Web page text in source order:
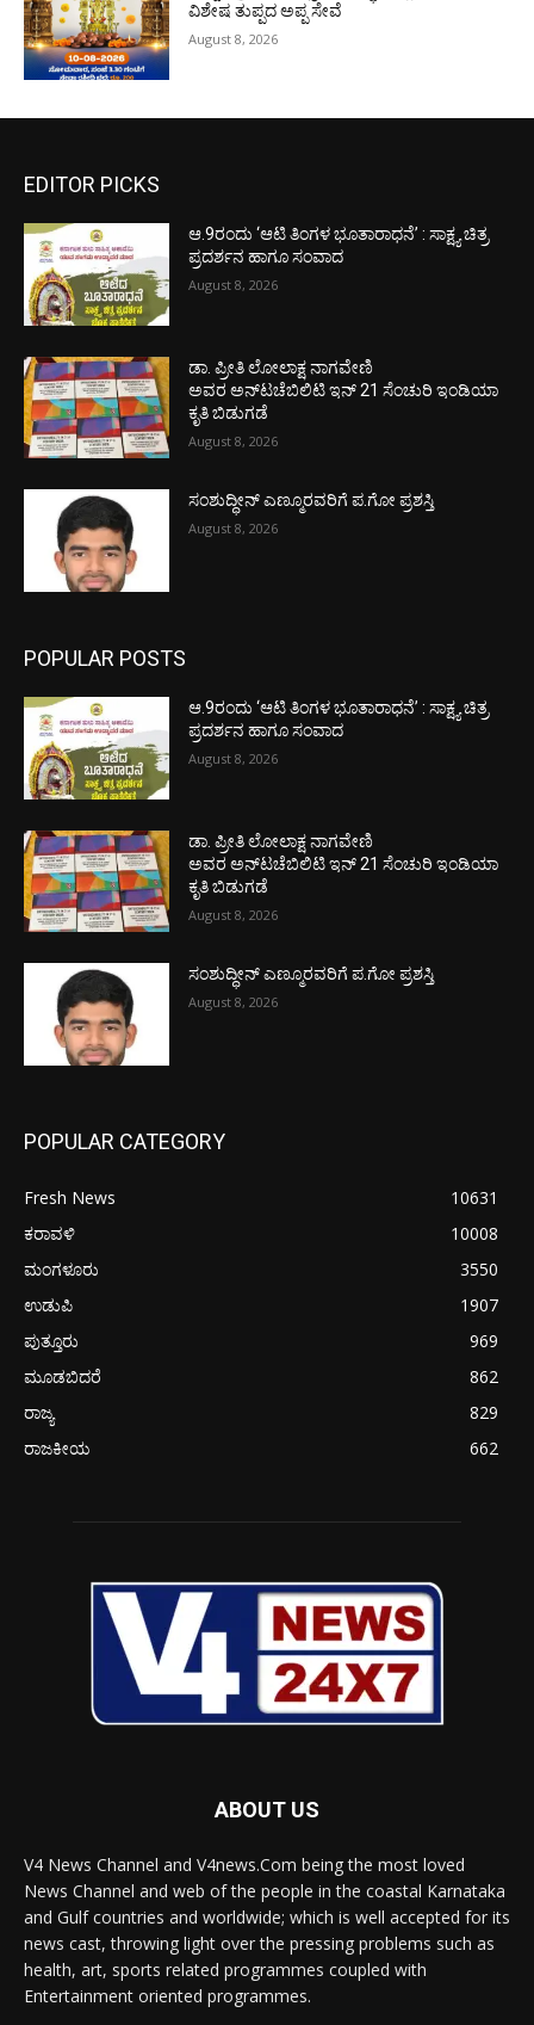
ವಿಶೇಷ ತುಪ್ಪದ ಅಪ್ಪ ಸೇವೆ
August 8, 2026
EDITOR PICKS
ಆ.9ರಂದು ‘ಆಟಿ ತಿಂಗಳ ಭೂತಾರಾಧನೆ’ : ಸಾಕ್ಷ್ಯ ಚಿತ್ರ
ಪ್ರದರ್ಶನ ಹಾಗೂ ಸಂವಾದ
August 8, 2026
ಡಾ. ಪ್ರೀತಿ ಲೋಲಾಕ್ಷ ನಾಗವೇಣಿ
ಅವರ ಅನ್‌ಟಚೆಬಿಲಿಟಿ ಇನ್ 21 ಸೆಂಚುರಿ ಇಂಡಿಯಾ
ಕೃತಿ ಬಿಡುಗಡೆ
August 8, 2026
ಸಂಶುದ್ಧೀನ್ ಎಣ್ಮೂರವರಿಗೆ ಪ.ಗೋ ಪ್ರಶಸ್ತಿ
August 8, 2026
POPULAR POSTS
ಆ.9ರಂದು ‘ಆಟಿ ತಿಂಗಳ ಭೂತಾರಾಧನೆ’ : ಸಾಕ್ಷ್ಯ ಚಿತ್ರ
ಪ್ರದರ್ಶನ ಹಾಗೂ ಸಂವಾದ
August 8, 2026
ಡಾ. ಪ್ರೀತಿ ಲೋಲಾಕ್ಷ ನಾಗವೇಣಿ
ಅವರ ಅನ್‌ಟಚೆಬಿಲಿಟಿ ಇನ್ 21 ಸೆಂಚುರಿ ಇಂಡಿಯಾ
ಕೃತಿ ಬಿಡುಗಡೆ
August 8, 2026
ಸಂಶುದ್ಧೀನ್ ಎಣ್ಮೂರವರಿಗೆ ಪ.ಗೋ ಪ್ರಶಸ್ತಿ
August 8, 2026
POPULAR CATEGORY
Fresh News
10631
ಕರಾವಳಿ
10008
ಮಂಗಳೂರು
3550
ಉಡುಪಿ
1907
ಪುತ್ತೂರು
969
ಮೂಡಬಿದರೆ
862
ರಾಜ್ಯ
829
ರಾಜಕೀಯ
662
ABOUT US
V4 News Channel and V4news.Com being the most loved
News Channel and web of the people in the coastal Karnataka
and Gulf countries and worldwide; which is well accepted for its
news cast, throwing light over the pressing problems such as
health, art, sports related programmes coupled with
Entertainment oriented programmes.